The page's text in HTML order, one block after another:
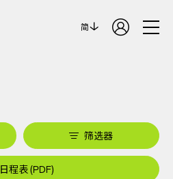
简
筛选器
日程表 (PDF)